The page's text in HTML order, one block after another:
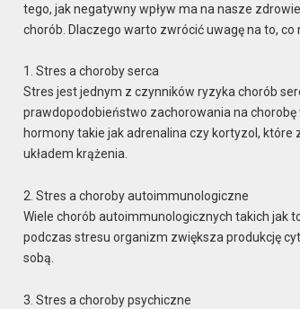
tego, jak negatywny wpływ ma na nasze
chorób. Dlaczego warto zwrócić uwagę na to, co
1. Stres a choroby serca
Stres jest jednym z czynników ryzyka chorób
prawdopodobieństwo zachorowania na
hormony takie jak adrenalina czy kortyzol,
układem krążenia.
2. Stres a choroby autoimmunologiczne
Wiele chorób autoimmunologicznych takich jak
podczas stresu organizm zwiększa produkcję
sobą.
3. Stres a choroby psychiczne